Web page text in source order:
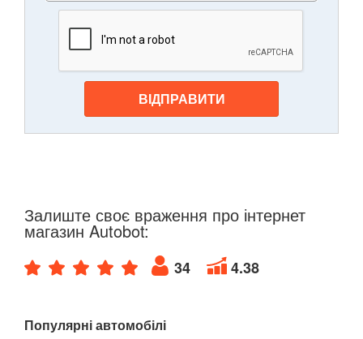
ВІДПРАВИТИ
Залиште своє враження про інтернет
магазин Autobot:
34 4.38
Популярні автомобілі